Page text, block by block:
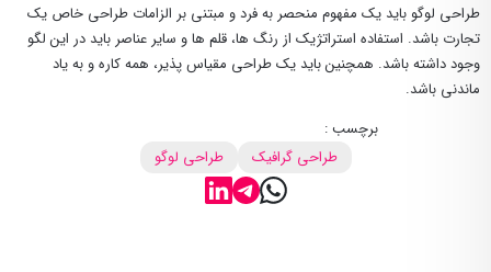
طراحی لوگو باید یک مفهوم منحصر به فرد و مبتنی بر الزامات طراحی خاص یک
تجارت باشد. استفاده استراتژیک از رنگ ها، قلم ها و سایر عناصر باید در این لگو
وجود داشته باشد. همچنین باید یک طراحی مقیاس پذیر، همه کاره و به یاد
ماندنی باشد.
برچسب :
طراحی گرافیک
طراحی لوگو